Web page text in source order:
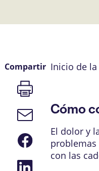
Inicio de
Cómo
El dolor y
con las
Compartir
Imprimir
página
Enlace
de
correo
electrónico
Compartir
en
Facebook
Compartir